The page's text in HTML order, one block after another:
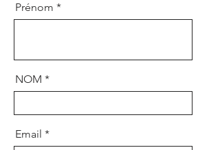
Prénom
NOM
Email